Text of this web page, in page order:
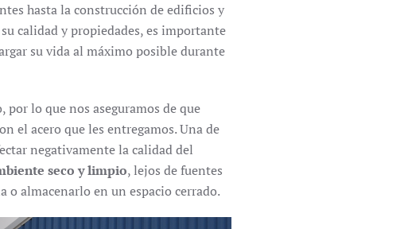
hasta la construcción de edificios y
calidad y propiedades, es importante
su vida al máximo posible durante
lo que nos aseguramos de que
el acero que les entregamos. Una de
negativamente la calidad del
seco y limpio, lejos de fuentes
almacenarlo en un espacio cerrado.